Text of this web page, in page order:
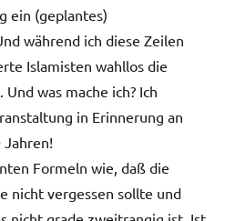
ein (geplantes)
während ich diese Zeilen
Islamisten wahllos die
was mache ich? Ich
in Erinnerung an
Formeln wie, daß die
nicht vergessen sollte und